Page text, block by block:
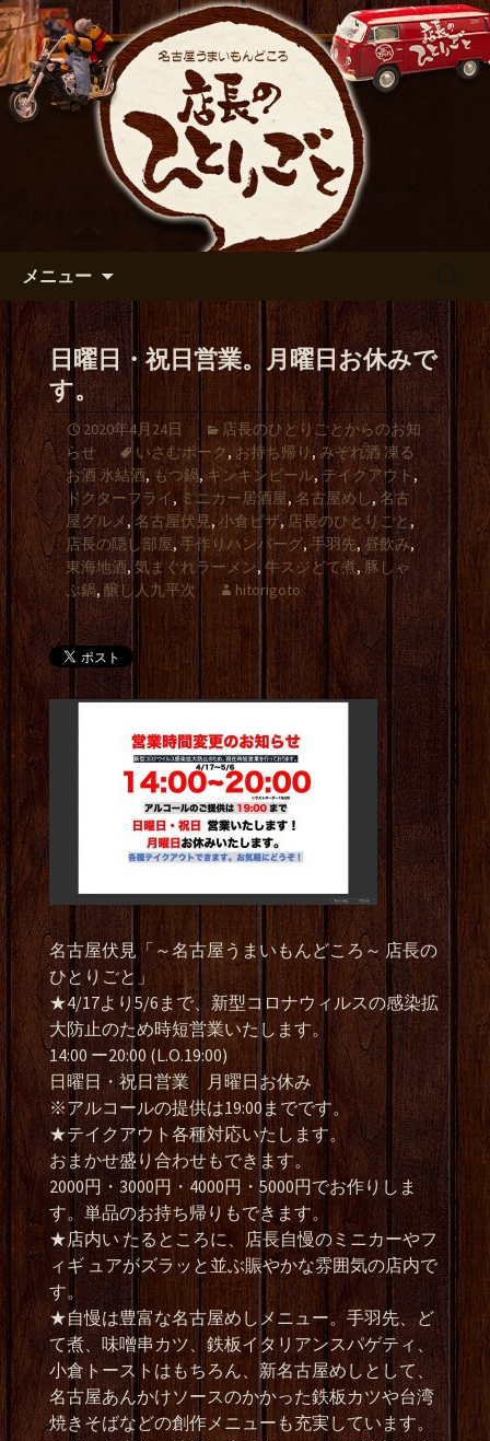
名古屋市伏見の居酒屋【店長の
ひとりごと】のブログ
出張や観光に名古屋めしがおすすめで
す
メニュー
日曜日・祝日営業。月曜日お休みで
す。
2020年4月24日
店長のひとりごとからのお知
らせ
いさむポーク, お持ち帰り ,みぞれ酒 凍る
お酒 氷結酒, もつ鍋,キンキンビール, テイクアウト,
ドクターフライ, ミニカー居酒屋, 名古屋めし,名古
屋グルメ, 名古屋伏見,小倉ピザ, 店長のひとりごと,
店長の隠し部屋, 手作りハンバーグ, 手羽先,昼飲み,
東海地酒, 気まぐれラーメン, 牛スジどて煮, 豚しゃ
ぶ鍋, 醸し人九平次 hitorigoto
名古屋伏見「～名古屋うまいもんどころ～ 店長の
ひとりごと」
★4/17より5/6まで、新型コロナウィルスの感染拡
大防止のため時短営業いたします。
14:00 ー20:00 (L.O.19:00)
日曜日・祝日営業 月曜日お休み
※アルコールの提供は19:00までです。
★テイクアウト各種対応いたします。
おまかせ盛り合わせもできます。
2000円・3000円・4000円・5000円でお作りしま
す。単品のお持ち帰りもできます。
★店内い たるところに、店長自慢のミニカーやフ
ィギ ュアがズラッと並ぶ賑やかな雰囲気の店内で
す。
★自慢は豊富な名古屋めしメニュー。手羽先、ど
て煮、味噌串カツ、鉄板イタリアンスパゲティ、
小倉トーストはもちろん、新名古屋めしとして、
名古屋あんかけソースのかかった鉄板カツや台湾
焼きそばなどの創作メニューも充実しています。